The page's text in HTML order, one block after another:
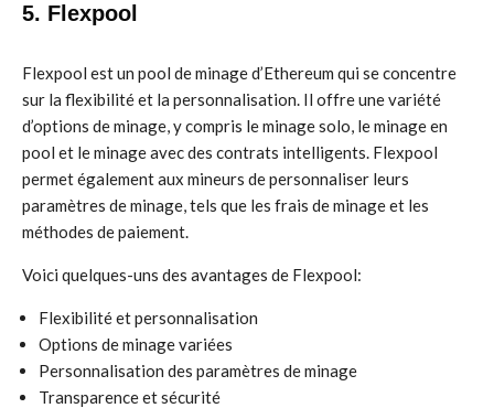
5. Flexpool
Flexpool est un pool de minage d’Ethereum qui se concentre
sur la flexibilité et la personnalisation. Il offre une variété
d’options de minage, y compris le minage solo, le minage en
pool et le minage avec des contrats intelligents. Flexpool
permet également aux mineurs de personnaliser leurs
paramètres de minage, tels que les frais de minage et les
méthodes de paiement.
Voici quelques-uns des avantages de Flexpool:
Flexibilité et personnalisation
Options de minage variées
Personnalisation des paramètres de minage
Transparence et sécurité